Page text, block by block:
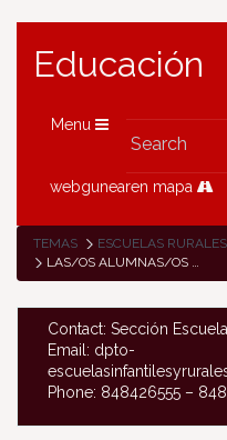
Educación
Menu
webgunearen mapa
TEMAS ESCUELAS RURALES
LAS/OS ALUMNAS/OS DE AÑORBE QUIEREN SALVAR A LOS TIBURONES
Contact: Sección
Email: dpto-
Phone: 848426555 –